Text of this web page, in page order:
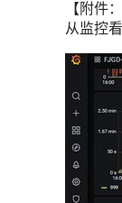
【附件
从监控